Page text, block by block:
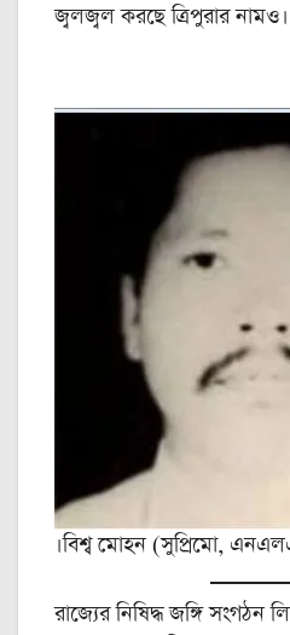
জ্বলজ্বল করছে ত্রিপুরার নামও।
।বিশ্ব মোহন (সুপ্রিমো,
রাজ্যের নিষিদ্ধ জঙ্গি সংগঠন